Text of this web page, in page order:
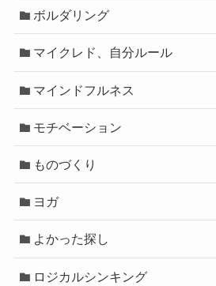
ボルダリング
マイクレド、自分ルール
マインドフルネス
モチベーション
ものづくり
ヨガ
よかった探し
ロジカルシンキング